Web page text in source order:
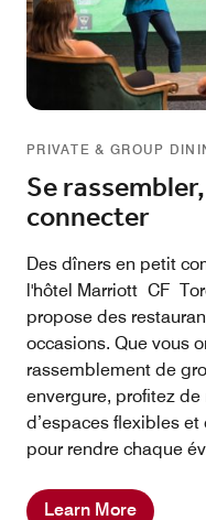
PRIVATE & GROUP
Se
connecter
Des dîners en petit
l'hôtel Marriott CF
propose des
occasions. Que vous
rassemblement de
envergure, profitez
d’espaces flexibles et
pour rendre chaque
Learn More